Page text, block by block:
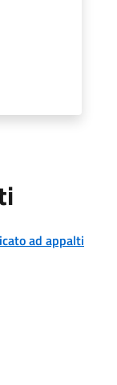
ad appalti